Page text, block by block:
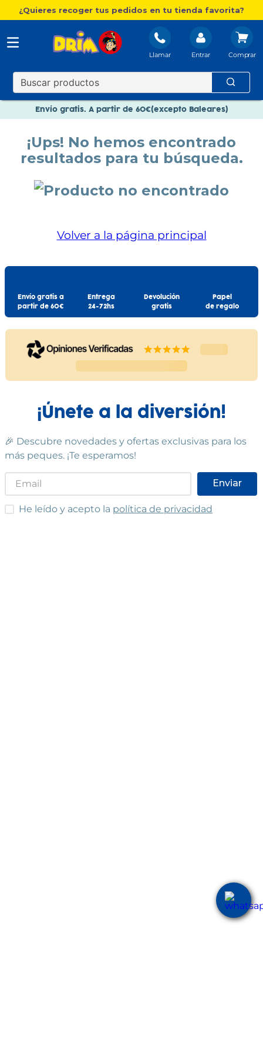
¿Quieres recoger tus pedidos en tu tienda favorita?
Llamar Entrar
Envío gratis. A partir de 60€(excepto Baleares)
Nuevo catálogo Aire Libre
Paga en 3 plazos sin intereses
¡Ups! No hemos encontrado
resultados para tu búsqueda.
Volver a la página principal
Envío gratis a
partir de 60€
Entrega
24-72hs
Devolución
gratis
Papel
de regalo
¡Únete a la diversión!
🎉 Descubre novedades y ofertas exclusivas para los
más peques. ¡Te esperamos!
Enviar
He leído y acepto las condiciones
He leído y acepto la política de privacidad